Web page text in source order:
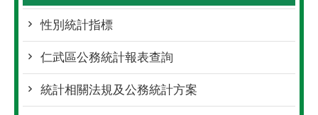
性別統計指標
仁武區公務統計報表查詢
統計相關法規及公務統計方案